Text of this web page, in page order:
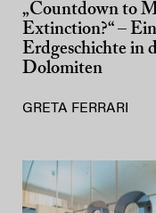
„Countdown to
Extinction?“ –
Erdgeschichte in
Dolomiten
GRETA FERRARI